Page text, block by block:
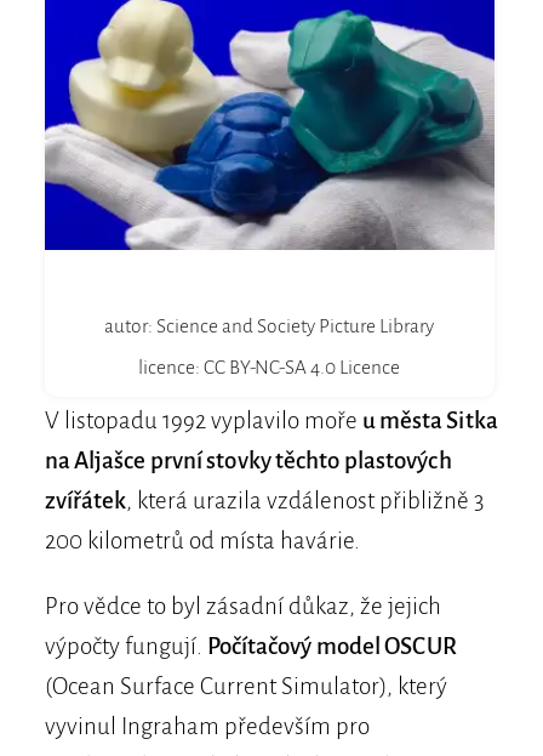
autor: Science and Society Picture Library
licence: CC BY-NC-SA 4.0 Licence
V listopadu 1992 vyplavilo moře u města Sitka
na Aljašce první stovky těchto plastových
zvířátek, která urazila vzdálenost přibližně 3
200 kilometrů od místa havárie.
Pro vědce to byl zásadní důkaz, že jejich
výpočty fungují. Počítačový model OSCUR
(Ocean Surface Current Simulator), který
vyvinul Ingraham především pro